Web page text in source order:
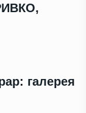
галерея